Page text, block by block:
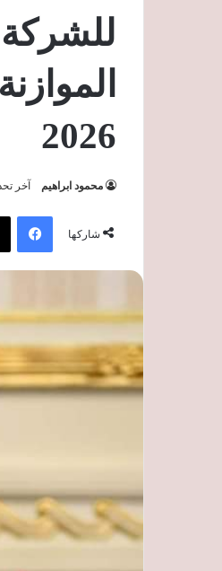
2026
محمود ابراهيم آخر
شاركها
فيسبوك